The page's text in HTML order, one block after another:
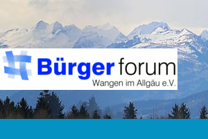
Suchformular
Suche